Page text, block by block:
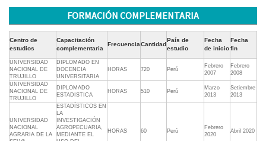
FORMACIÓN COMPLEMENTARIA
Centro de
estudios
Capacitación
complementaria
FrecuenciaCantidad
País de
estudio
Fecha
de inicio
Fecha
fin
UNIVERSIDAD
NACIONAL DE
TRUJILLO
DIPLOMADO EN
DOCENCIA
UNIVERSITARIA
HORAS 720 Perú
Febrero
2007
Febrero
2008
UNIVERSIDAD
NACIONAL DE
TRUJILLO
DIPLOMADO
ESTADISTICA
HORAS 510 Perú
Marzo
2013
Setiembre
2013
UNIVERSIDAD
NACIONAL
AGRARIA DE LA
ESTADÍSTICOS EN
LA
INVESTIGACIÓN
AGROPECUARIA,
MEDIANTE EL
HORAS 60 Perú
Febrero
2020
Abril 2020